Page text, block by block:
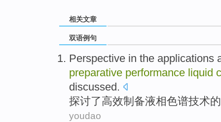
相关文章
双语例句
Perspective in the applications
preparative performance liquid
discussed .
探讨了高效制备液相色谱技术的
youdao